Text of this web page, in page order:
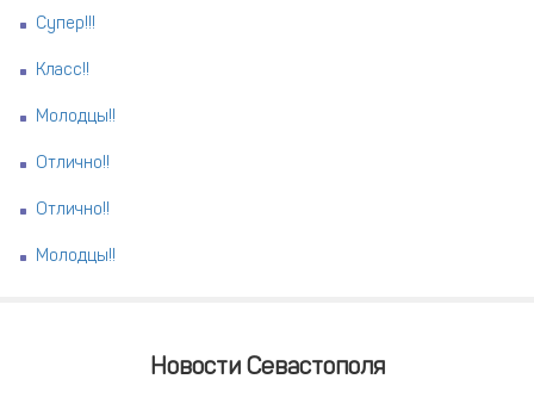
Супер!!!
Класс!!
Молодцы!!
Отлично!!
Отлично!!
Молодцы!!
Новости Севастополя